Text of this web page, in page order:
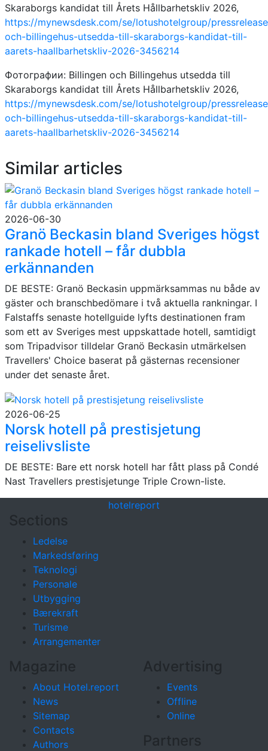
Skaraborgs kandidat till Årets Hållbarhetskliv 2026,
https://mynewsdesk.com/se/lotushotelgroup/
och-billingehus-utsedda-till-skaraborgs-kandidat-till-
aarets-haallbarhetskliv-2026-3456214
Фотографии: Billingen och Billingehus utsedda till
Skaraborgs kandidat till Årets Hållbarhetskliv 2026,
https://mynewsdesk.com/se/lotushotelgroup/
och-billingehus-utsedda-till-skaraborgs-kandidat-till-
aarets-haallbarhetskliv-2026-3456214
Similar articles
2026-06-30
Granö Beckasin bland Sveriges högst
rankade hotell – får dubbla
erkännanden
DE BESTE: Granö Beckasin uppmärksammas nu både av
gäster och branschbedömare i två aktuella rankningar. I
Falstaffs senaste hotellguide lyfts destinationen fram
som ett av Sveriges mest uppskattade hotell, samtidigt
som Tripadvisor tilldelar Granö Beckasin utmärkelsen
Travellers' Choice baserat på gästernas recensioner
under det senaste året.
2026-06-25
Norsk hotell på prestisjetung
reiselivsliste
DE BESTE: Bare ett norsk hotell har fått plass på Condé
Nast Travellers prestisjetunge Triple Crown-liste.
hotelreport
Sections
Ledelse
Markedsføring
Teknologi
Personale
Utbygging
Bærekraft
Turisme
Arrangementer
Magazine
About Hotel.report
News
Sitemap
Contacts
Authors
Advertising
Events
Offline
Online
Partners